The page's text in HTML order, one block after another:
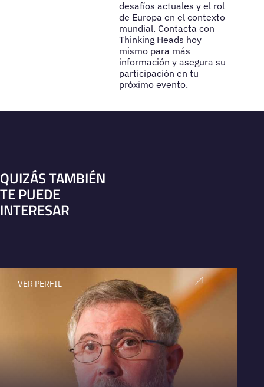
desafíos actuales y el rol
de Europa en el contexto
mundial. Contacta con
Thinking Heads hoy
mismo para más
información y asegura su
participación en tu
próximo evento.
QUIZÁS TAMBIÉN
TE PUEDE
INTERESAR
VER PERFIL